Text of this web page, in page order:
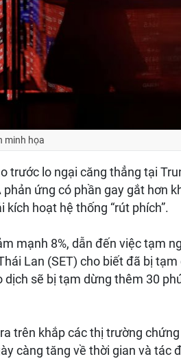
minh họa
trước lo ngại căng thẳng tại
ứng có phần gay gắt hơn
hoạt hệ thống “rút phích”.
mạnh 8%, dẫn đến việc tạm
Lan (SET) cho biết đã bị
sẽ bị tạm dừng thêm 30
trên khắp các thị trường
càng tăng về thời gian và tác